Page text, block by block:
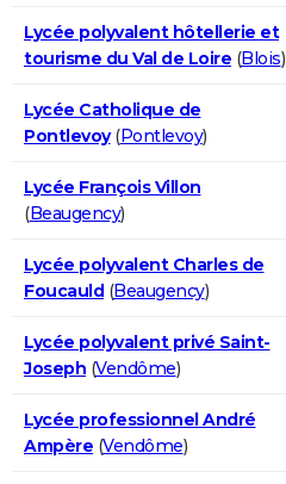
Lycée polyvalent hôtellerie et
tourisme du Val de Loire (Blois)
Lycée Catholique de
Pontlevoy(Pontlevoy)
Lycée François Villon
(Beaugency)
Lycée polyvalent Charles de
Foucauld(Beaugency)
Lycée polyvalent privé Saint-
Joseph (Vendôme)
Lycée professionnel André
Ampère (Vendôme)